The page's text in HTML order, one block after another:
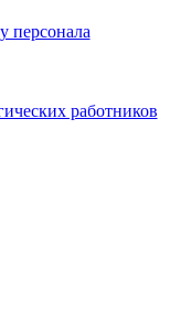
персонала
работников